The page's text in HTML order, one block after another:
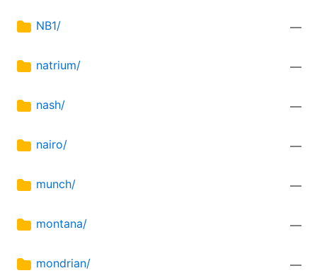
NB1/ —
natrium/ —
nash/ —
nairo/ —
munch/ —
montana/ —
mondrian/ —